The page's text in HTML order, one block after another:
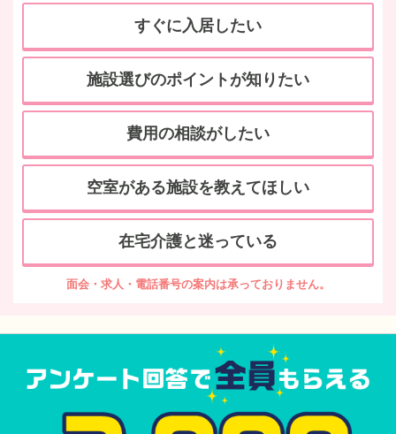
すぐに入居したい
施設選びのポイントが知りたい
費用の相談がしたい
空室がある施設を教えてほしい
在宅介護と迷っている
面会・求人・電話番号の案内は承っておりません。